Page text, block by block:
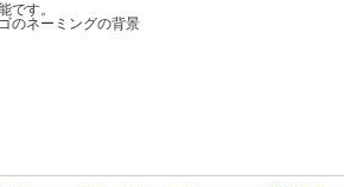
です。
のネーミングの背景